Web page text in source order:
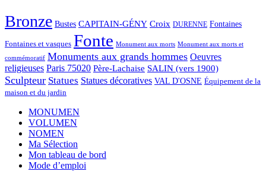
Bronze Bustes CAPITAIN-GÉNY Croix DURENNE Fontaines
Fontaines et vasques Fonte Monument aux morts Monument aux morts et
commémoratif Monuments aux grands hommes Oeuvres
religieuses Paris 75020 Père-Lachaise SALIN (vers 1900)
Sculpteur Statues Statues décoratives VAL D'OSNE Équipement de la
maison et du jardin
MONUMEN
VOLUMEN
NOMEN
Ma Sélection
Mon tableau de bord
Mode d’emploi